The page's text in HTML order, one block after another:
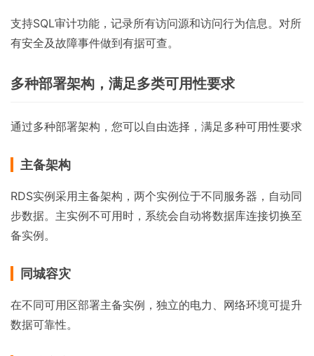
支持SQL审计功能，记录所有访问源和访问行为信息。对所
有安全及故障事件做到有据可查。
多种部署架构，满足多类可用性要求
通过多种部署架构，您可以自由选择，满足多种可用性要求
主备架构
RDS实例采用主备架构，两个实例位于不同服务器，自动同
步数据。主实例不可用时，系统会自动将数据库连接切换至
备实例。
同城容灾
在不同可用区部署主备实例，独立的电力、网络环境可提升
数据可靠性。